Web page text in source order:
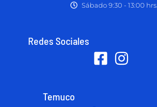
Sábado 9:30 - 13:00 hrs.
Redes Sociales
Temuco